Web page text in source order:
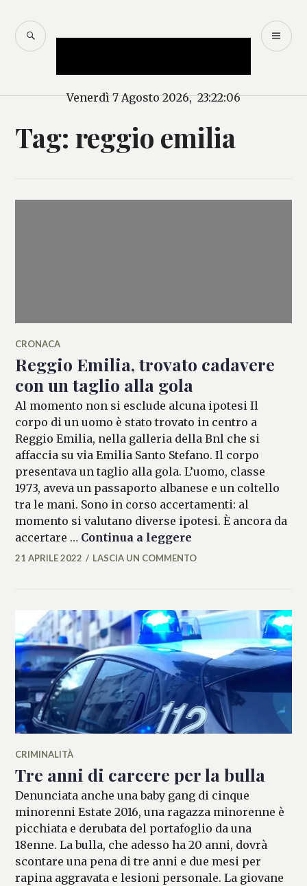
contenuto
Venerdì 7 Agosto 2026, 23:22:07
Mercurio – Il "dio"
CERCA
Tag:reggio emilia
CRONACA
Reggio Emilia, trovato cadavere
con un taglio alla gola
Al momento non si esclude alcuna ipotesi Il
corpo di un uomo è stato trovato in centro a
Reggio Emilia, nella galleria della Bnl che si
affaccia su via Emilia Santo Stefano. Il corpo
presentava un taglio alla gola. L’uomo, classe
1973, aveva un passaporto albanese e un coltello
tra le mani. Sono in corso accertamenti: al
momento si valutano diverse ipotesi. È ancora da
accertare … Continua a leggere
FRANCESCA
21 APRILE 2022 LASCIA UN COMMENTO
CRIMINALITÀ
Tre anni di carcere per la bulla
Denunciata anche una baby gang di cinque
minorenni Estate 2016, una ragazza minorenne è
picchiata e derubata del portafoglio da una
18enne. La bulla, che adesso ha 20 anni, dovrà
scontare una pena di tre anni e due mesi per
rapina aggravata e lesioni personale. La giovane